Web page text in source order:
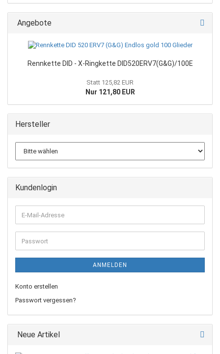
Angebote
Rennkette DID - X-Ringkette DID520ERV7(G&G)/100E
Statt 125,82 EUR
Nur 121,80 EUR
Hersteller
Kundenlogin
E-
Mail-
Adresse
Passwort
ANMELDEN
Konto erstellen
Passwort vergessen?
Neue Artikel